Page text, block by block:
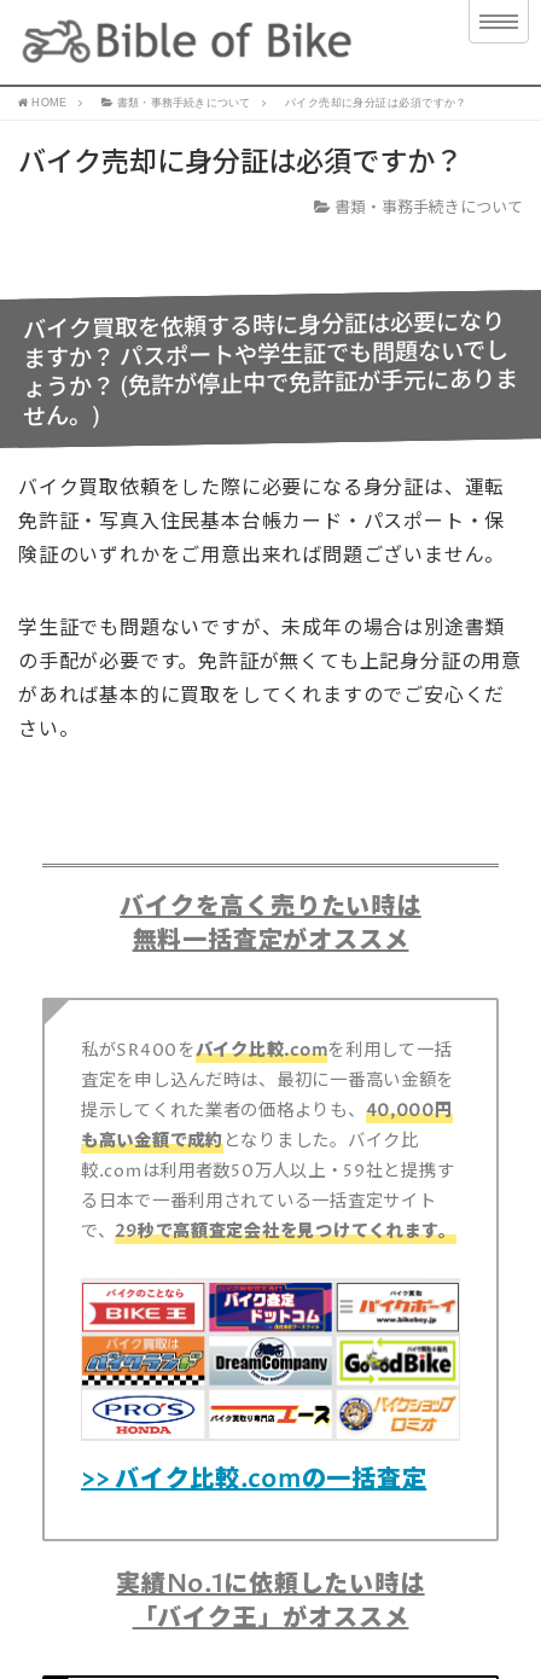
HOME 書類・事務手続きについて バイク売却に身分証は必須ですか？
バイク売却に身分証は必須ですか？
書類・事務手続きについて
バイク買取を依頼する時に身分証は必要になり
ますか？ パスポートや学生証でも問題ないでし
ょうか？ (免許が停止中で免許証が手元にありま
せん。)
バイク買取依頼をした際に必要になる身分証は、運転
免許証・写真入住民基本台帳カード・パスポート・保
険証のいずれかをご用意出来れば問題ございません。
学生証でも問題ないですが、未成年の場合は別途書類
の手配が必要です。免許証が無くても上記身分証の用意
があれば基本的に買取をしてくれますのでご安心くだ
さい。
バイクを高く売りたい時は
無料一括査定がオススメ
私がSR400をバイク比較.comを利用して一括
査定を申し込んだ時は、最初に一番高い金額を
提示してくれた業者の価格よりも、 40,000円
も高い金額で成約となりました。バイク比
較.comは利用者数50万人以上・59社と提携す
る日本で一番利用されている一括査定サイト
で、29秒で高額査定会社を見つけてくれます。
>> バイク比較.comの一括査定
実績No.1に依頼したい時は
「バイク王」がオススメ